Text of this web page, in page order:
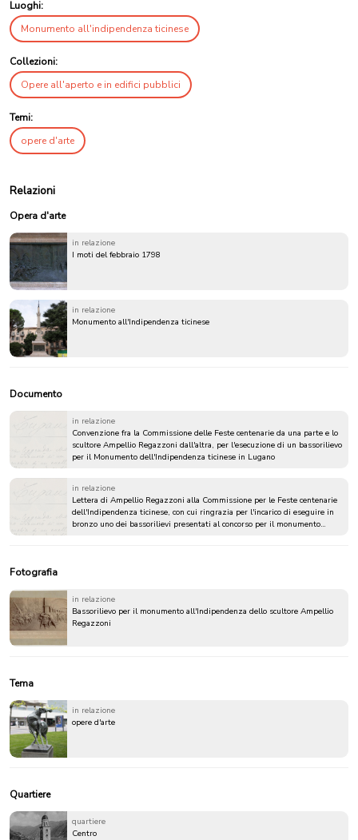
Luoghi:
Monumento all'indipendenza ticinese
Collezioni:
Opere all'aperto e in edifici pubblici
Temi:
opere d'arte
Relazioni
Opera d'arte
in relazione
I moti del febbraio 1798
in relazione
Monumento all'Indipendenza ticinese
Documento
in relazione
Convenzione fra la Commissione delle Feste centenarie da una parte e lo
scultore Ampellio Regazzoni dall'altra, per l'esecuzione di un bassorilievo
per il Monumento dell'Indipendenza ticinese in Lugano
in relazione
Lettera di Ampellio Regazzoni alla Commissione per le Feste centenarie
dell'Indipendenza ticinese, con cui ringrazia per l'incarico di eseguire in
bronzo uno dei bassorilievi presentati al concorso per il monumento
Fotografia
in relazione
Bassorilievo per il monumento all'Indipendenza dello scultore Ampellio
Regazzoni
Tema
in relazione
opere d'arte
Quartiere
quartiere
Centro